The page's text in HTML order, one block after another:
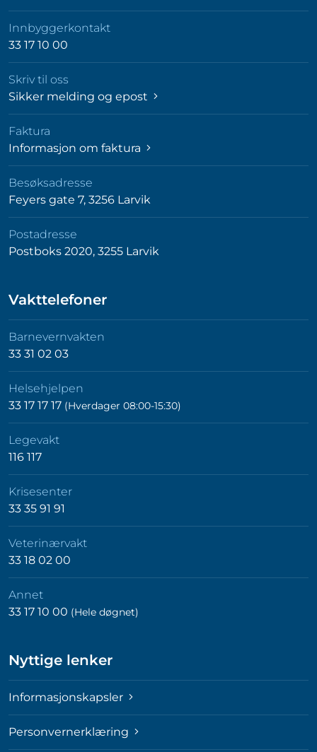
Innbyggerkontakt
33 17 10 00
Skriv til oss
Sikker melding og epost
Faktura
Informasjon om faktura
Besøksadresse
Feyers gate 7, 3256 Larvik
Postadresse
Postboks 2020, 3255 Larvik
Vakttelefoner
Barnevernvakten
33 31 02 03
Helsehjelpen
33 17 17 17 (Hverdager 08:00-15:30)
Legevakt
116 117
Krisesenter
33 35 91 91
Veterinærvakt
33 18 02 00
Annet
33 17 10 00 (Hele døgnet)
Nyttige lenker
Informasjonskapsler
Personvernerklæring